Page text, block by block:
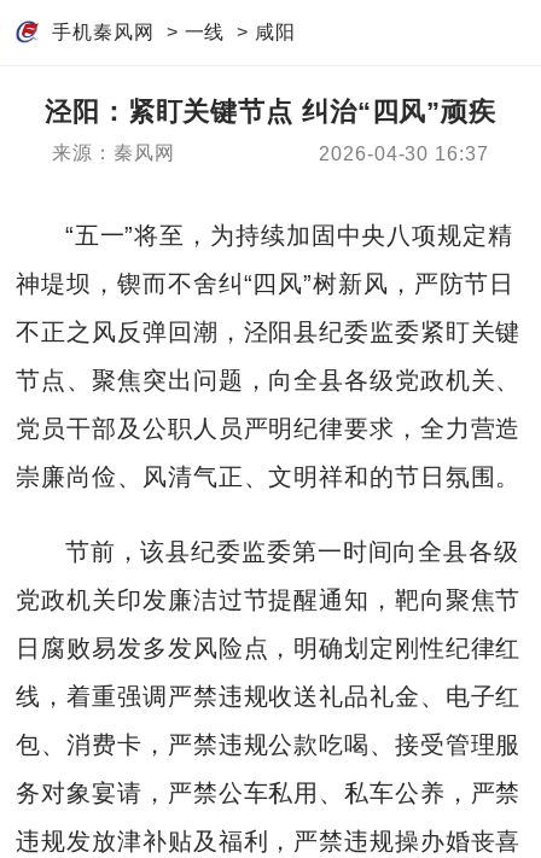
手机秦风网 > 一线 > 咸阳
泾阳：紧盯关键节点 纠治“四风”顽疾
来源：秦风网 2026-04-30 16:37
“五一”将至，为持续加固中央八项规定精
神堤坝，锲而不舍纠“四风”树新风，严防节日
不正之风反弹回潮，泾阳县纪委监委紧盯关键
节点、聚焦突出问题，向全县各级党政机关、
党员干部及公职人员严明纪律要求，全力营造
崇廉尚俭、风清气正、文明祥和的节日氛围。
节前，该县纪委监委第一时间向全县各级
党政机关印发廉洁过节提醒通知，靶向聚焦节
日腐败易发多发风险点，明确划定刚性纪律红
线，着重强调严禁违规收送礼品礼金、电子红
包、消费卡，严禁违规公款吃喝、接受管理服
务对象宴请，严禁公车私用、私车公养，严禁
违规发放津补贴及福利，严禁违规操办婚丧喜